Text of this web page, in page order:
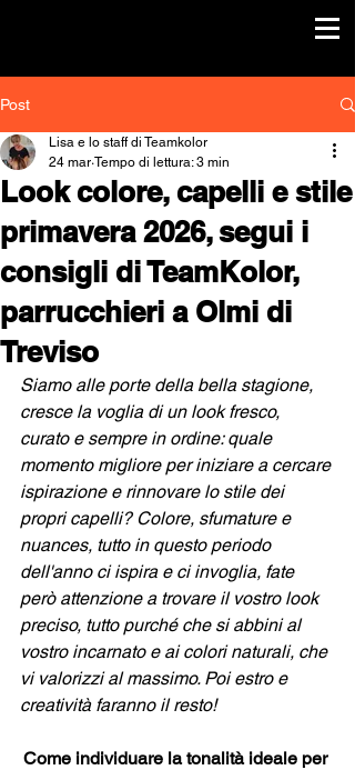
Post
Look colore, capelli e stile
primavera 2026, segui i
consigli di TeamKolor,
parrucchieri a Olmi di
Treviso
Lisa e lo staff di Teamkolor
24 mar Tempo di lettura: 3 min
Siamo alle porte della bella stagione,
cresce la voglia di un look fresco,
curato e sempre in ordine: quale
momento migliore per iniziare a cercare
ispirazione e rinnovare lo stile dei
propri capelli? Colore, sfumature e
nuances, tutto in questo periodo
dell'anno ci ispira e ci invoglia, fate
però attenzione a trovare il vostro look
preciso, tutto purché che si abbini al
vostro incarnato e ai colori naturali, che
vi valorizzi al massimo. Poi estro e
creatività faranno il resto!
Come individuare la tonalità ideale per